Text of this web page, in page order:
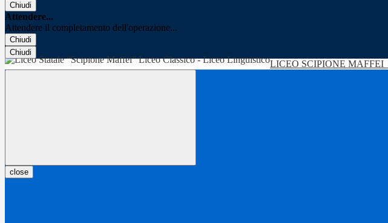
Chiudi
Attendere...
Attendere il completamento dell'operazione...
Chiudi
Chiudi
LICEO SCIPIONE MAFFEI
close